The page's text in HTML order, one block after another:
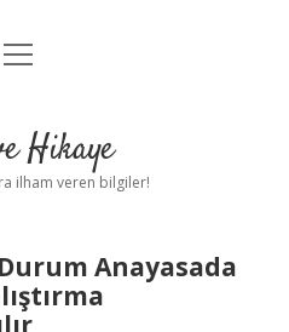
Uyarı
menüyü
Hikaye
ilham veren bilgiler!
Anayasada